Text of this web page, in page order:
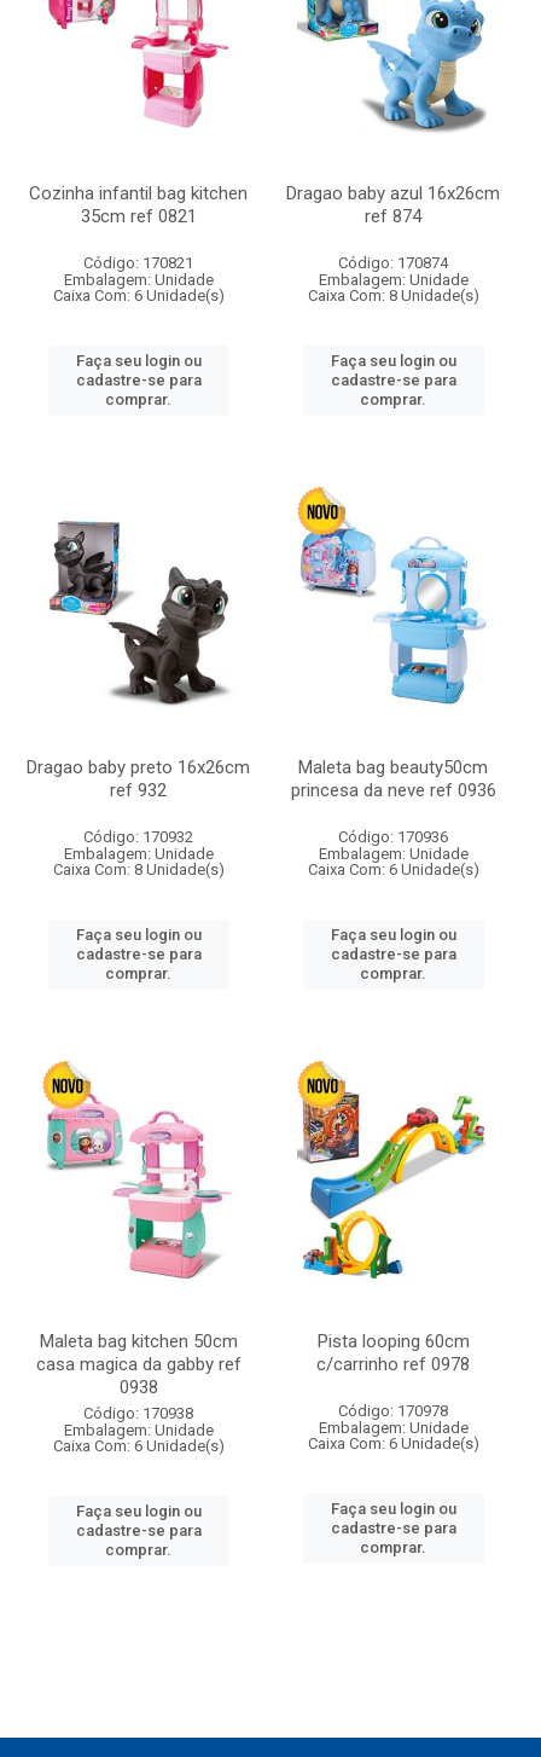
Cozinha infantil bag kitchen
35cm ref 0821
Código: 170821
Embalagem: Unidade
Caixa Com: 6 Unidade(s)
Faça seu login ou
cadastre-se para
comprar.
Dragao baby azul 16x26cm
ref 874
Código: 170874
Embalagem: Unidade
Caixa Com: 8 Unidade(s)
Faça seu login ou
cadastre-se para
comprar.
Dragao baby preto 16x26cm
ref 932
Código: 170932
Embalagem: Unidade
Caixa Com: 8 Unidade(s)
Faça seu login ou
cadastre-se para
comprar.
Maleta bag beauty50cm
princesa da neve ref 0936
Código: 170936
Embalagem: Unidade
Caixa Com: 6 Unidade(s)
Faça seu login ou
cadastre-se para
comprar.
Maleta bag kitchen 50cm
casa magica da gabby ref
0938
Código: 170938
Embalagem: Unidade
Caixa Com: 6 Unidade(s)
Faça seu login ou
cadastre-se para
comprar.
Pista looping 60cm
c/carrinho ref 0978
Código: 170978
Embalagem: Unidade
Caixa Com: 6 Unidade(s)
Faça seu login ou
cadastre-se para
comprar.